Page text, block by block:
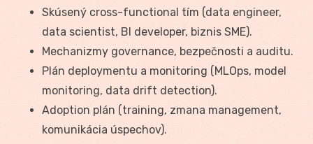
Skúsený cross-functional tím (data engineer,
data scientist, BI developer, biznis SME).
Mechanizmy governance, bezpečnosti a auditu.
Plán deploymentu a monitoring (MLOps, model
monitoring, data drift detection).
Adoption plán (training, zmana management,
komunikácia úspechov).